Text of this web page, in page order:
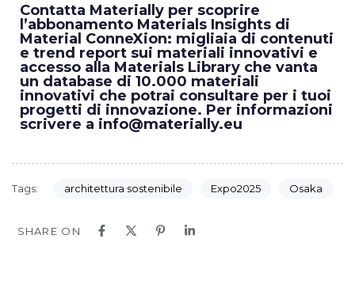
Contatta Materially per scoprire
l’abbonamento Materials Insights di
Material ConneXion: migliaia di contenuti
e trend report sui materiali innovativi e
accesso alla Materials Library che vanta
un database di 10.000 materiali
innovativi che potrai consultare per i tuoi
progetti di innovazione. Per informazioni
scrivere a info@materially.eu
Tags: architettura sostenibile Expo2025 Osaka
SHARE ON